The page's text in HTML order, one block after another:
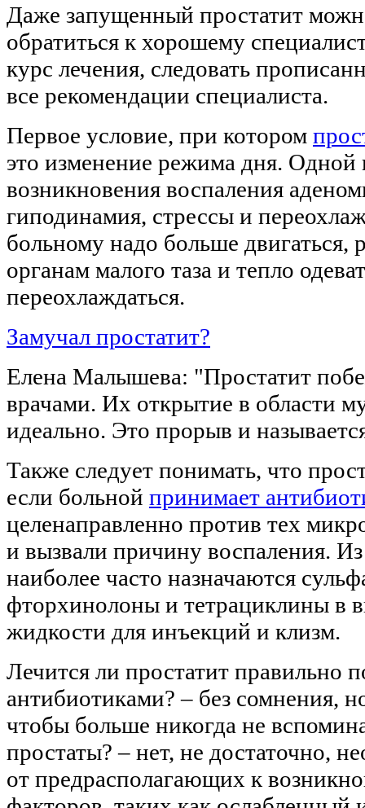
Даже запущенный простатит
обратиться к хорошему
курс лечения, следовать
все рекомендации специалиста.
Первое условие, при котором
это изменение режима дня. Одной
возникновения воспаления
гиподинамия, стрессы и
больному надо больше двигаться,
органам малого таза и тепло
переохлаждаться.
Замучал простатит?
Елена Малышева: "Простатит
врачами. Их открытие в области
идеально. Это прорыв и
Также следует понимать, что
если больной принимает
целенаправленно против тех
и вызвали причину воспаления.
наиболее часто назначаются
фторхинолоны и тетрациклины в
жидкости для инъекций и клизм.
Лечится ли простатит правильно
антибиотиками? – без сомнения,
чтобы больше никогда не
простаты? – нет, не достаточно,
от предрасполагающих к